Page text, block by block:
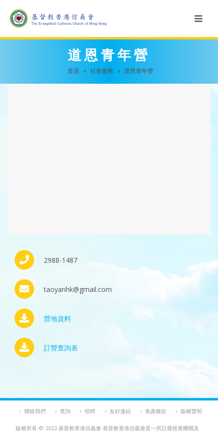
道恩青年營
首頁 » 社會服務 » 道恩青年營
2988-1487
taoyanhk@gmail.com
營地資料
訂營查詢表
聯絡我們 查詢 招聘 友好連結 免責條款 版權聲明
版權所有 © 2022 基督教香港信義會 基督教香港信義會是一所註冊慈善團體及